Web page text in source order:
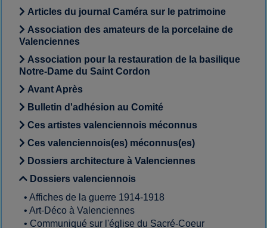
Articles du journal Caméra sur le patrimoine
Association des amateurs de la porcelaine de
Valenciennes
Association pour la restauration de la basilique
Notre-Dame du Saint Cordon
Avant Après
Bulletin d'adhésion au Comité
Ces artistes valenciennois méconnus
Ces valenciennois(es) méconnus(es)
Dossiers architecture à Valenciennes
Dossiers valenciennois
• Affiches de la guerre 1914-1918
• Art-Déco à Valenciennes
• Communiqué sur l'église du Sacré-Coeur